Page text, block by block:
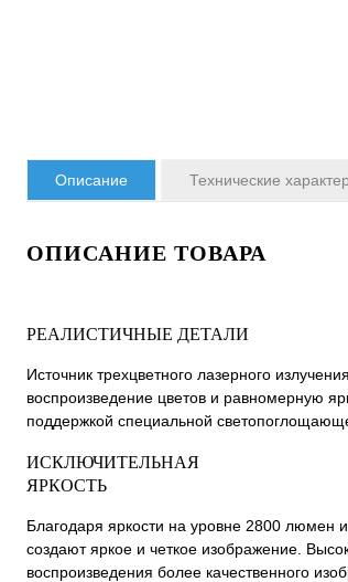
Описание Технические
ОПИСАНИЕ ТОВАРА
РЕАЛИСТИЧНЫЕ ДЕТАЛИ
Источник трехцветного лазерного
воспроизведение цветов и равномерную
поддержкой специальной
ИСКЛЮЧИТЕЛЬНАЯ
ЯРКОСТЬ
Благодаря яркости на уровне 2800 люмен
создают яркое и четкое изображение.
воспроизведения более качественного